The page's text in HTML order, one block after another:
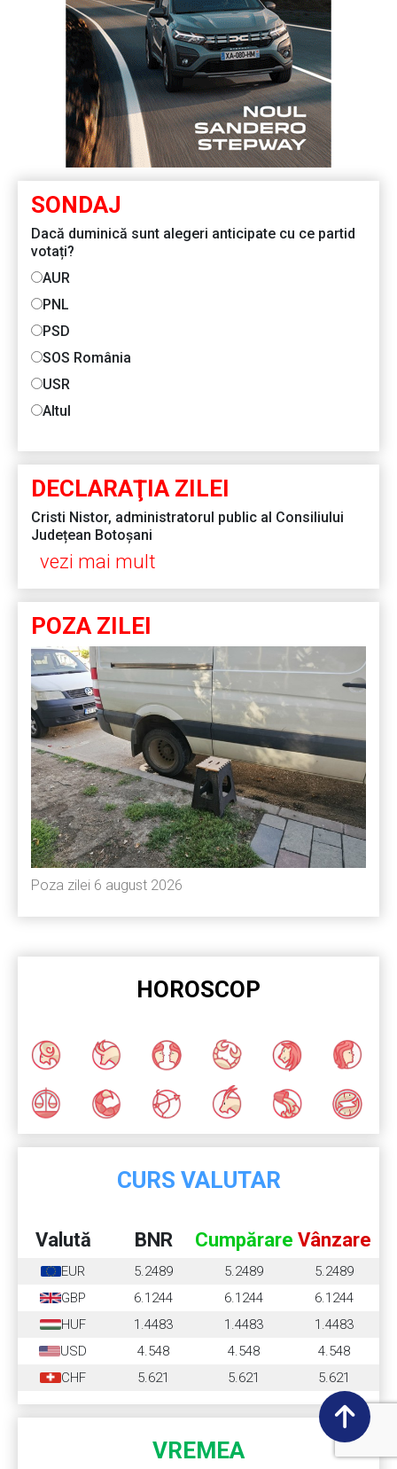
SONDAJ
Dacă duminică sunt alegeri anticipate cu ce partid
votați?
AUR
PNL
PSD
SOS România
USR
Altul
DECLARAŢIA ZILEI
Cristi Nistor, administratorul public al Consiliului
Județean Botoșani
vezi mai mult
POZA ZILEI
Poza zilei 6 august 2026
HOROSCOP
CURS VALUTAR
Valută BNR Cumpărare Vânzare
EUR 5.2489 5.2489
5.2489
GBP
6.1244 6.1244
6.1244
HUF
1.4483 1.4483
1.4483
USD
4.548 4.548
4.548
CHF
5.621 5.621 5.621
VREMEA